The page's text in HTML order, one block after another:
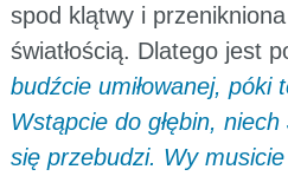
spod klątwy i
światłością. Dlatego jest
budźcie umiłowanej, póki
Wstąpcie do głębin,
się przebudzi. Wy